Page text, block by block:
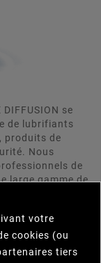
se
de lubrifiants
produits de
Nous
de
large gamme de
se positionne
à trouver
et le
notre
votre
cookies (ou
tiers